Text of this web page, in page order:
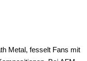
Metal, fesselt Fans mit